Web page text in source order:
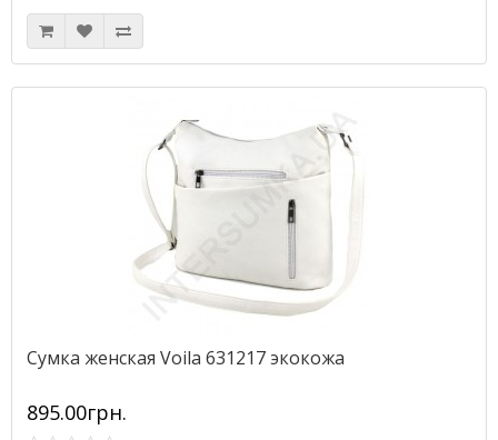
Сумка женская Voila 631217 экокожа
895.00грн.